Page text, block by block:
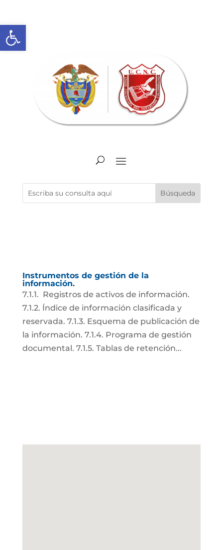
Abrir barra de herramientas
Instrumentos de gestión de la
información.
7.1.1. Registros de activos de información.
7.1.2. Índice de información clasificada y
reservada. 7.1.3. Esquema de publicación de
la información. 7.1.4. Programa de gestión
documental. 7.1.5. Tablas de retención...